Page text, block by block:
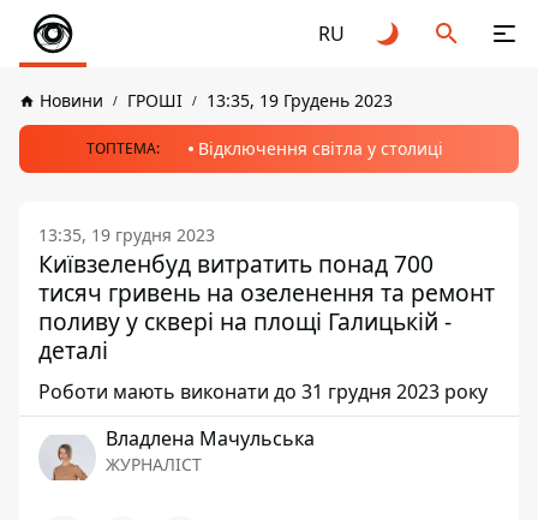
RU
Новини ГРОШІ 13:35, 19 Грудень 2023
ТОПТЕМА: Відключення світла у столиці
13:35, 19 грудня 2023
Київзеленбуд витратить понад 700
тисяч гривень на озеленення та ремонт
поливу у сквері на площі Галицькій -
деталі
Роботи мають виконати до 31 грудня 2023 року
Владлена Мачульська
ЖУРНАЛІСТ